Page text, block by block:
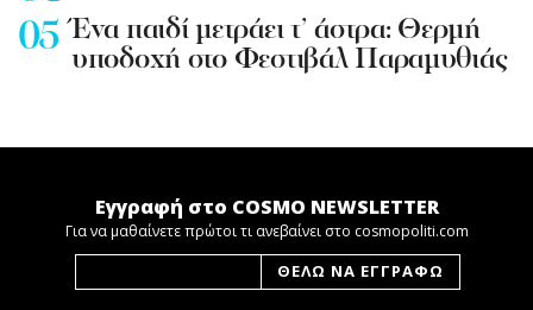
Ένα παιδί μετράει τ’ άστρα: Θερμή
υποδοχή στο Φεστιβάλ Παραμυθιάς
Εγγραφή στο COSMO NEWSLETTER
Για να μαθαίνετε πρώτοι τι ανεβαίνει στο cosmopoliti.com